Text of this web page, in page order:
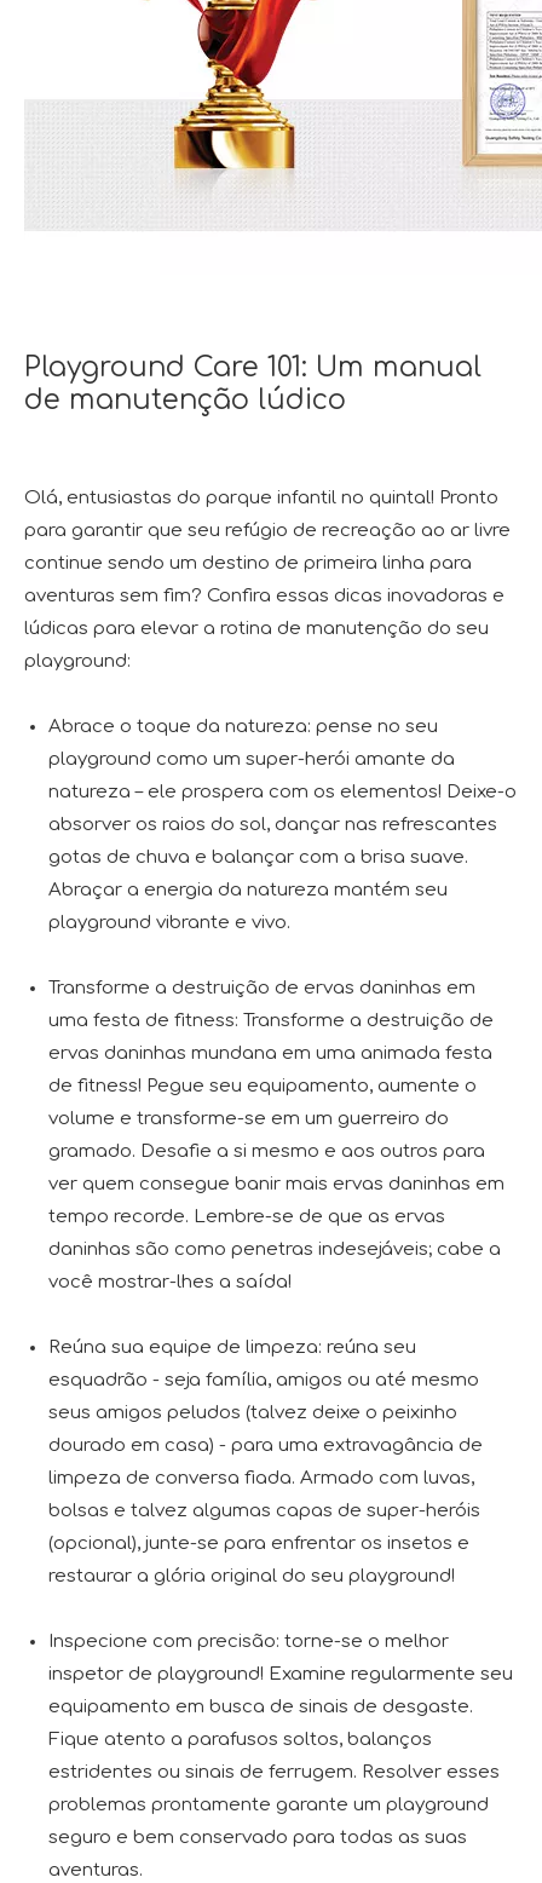
Playground Care 101: Um manual
de manutenção lúdico
Olá, entusiastas do parque infantil no quintal! Pronto
para garantir que seu refúgio de recreação ao ar livre
continue sendo um destino de primeira linha para
aventuras sem fim? Confira essas dicas inovadoras e
lúdicas para elevar a rotina de manutenção do seu
playground:
Abrace o toque da natureza: pense no seu
playground como um super-herói amante da
natureza – ele prospera com os elementos! Deixe-o
absorver os raios do sol, dançar nas refrescantes
gotas de chuva e balançar com a brisa suave.
Abraçar a energia da natureza mantém seu
playground vibrante e vivo.
Transforme a destruição de ervas daninhas em
uma festa de fitness: Transforme a destruição de
ervas daninhas mundana em uma animada festa
de fitness! Pegue seu equipamento, aumente o
volume e transforme-se em um guerreiro do
gramado. Desafie a si mesmo e aos outros para
ver quem consegue banir mais ervas daninhas em
tempo recorde. Lembre-se de que as ervas
daninhas são como penetras indesejáveis; cabe a
você mostrar-lhes a saída!
Reúna sua equipe de limpeza: reúna seu
esquadrão - seja família, amigos ou até mesmo
seus amigos peludos (talvez deixe o peixinho
dourado em casa) - para uma extravagância de
limpeza de conversa fiada. Armado com luvas,
bolsas e talvez algumas capas de super-heróis
(opcional), junte-se para enfrentar os insetos e
restaurar a glória original do seu playground!
Inspecione com precisão: torne-se o melhor
inspetor de playground! Examine regularmente seu
equipamento em busca de sinais de desgaste.
Fique atento a parafusos soltos, balanços
estridentes ou sinais de ferrugem. Resolver esses
problemas prontamente garante um playground
seguro e bem conservado para todas as suas
aventuras.